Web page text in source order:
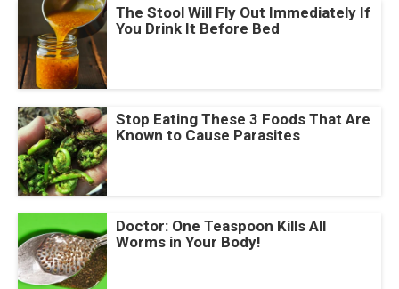
The Stool Will Fly Out Immediately If
You Drink It Before Bed
Stop Eating These 3 Foods That Are
Known to Cause Parasites
Doctor: One Teaspoon Kills All
Worms in Your Body!